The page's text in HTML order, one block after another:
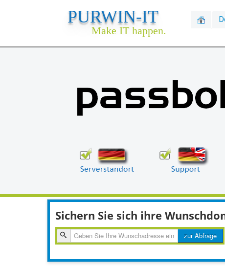
PURWIN-IT
Make IT happen.
Sichern Sie sich ihre
zur
Abfragen
zur Abfrage